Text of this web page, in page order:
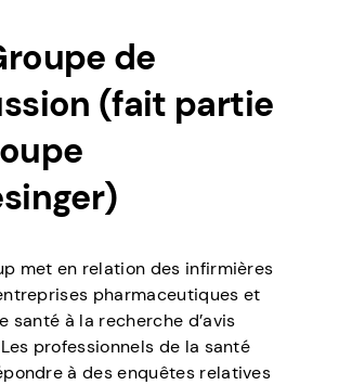
de
(fait partie
met en relation des infirmières
pharmaceutiques et
santé à la recherche d’avis
professionnels de la santé
à des enquêtes relatives